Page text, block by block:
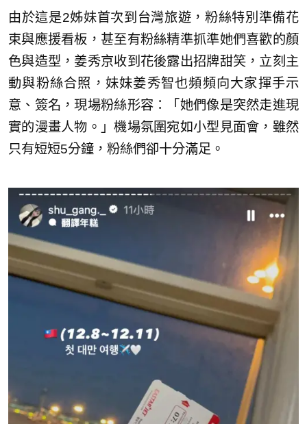
由於這是2姊妹首次到台灣旅遊，粉絲特別準備花
束與應援看板，甚至有粉絲精準抓準她們喜歡的顏
色與造型，姜秀京收到花後露出招牌甜笑，立刻主
動與粉絲合照，妹妹姜秀智也頻頻向大家揮手示
意、簽名，現場粉絲形容：「她們像是突然走進現
實的漫畫人物。」機場氛圍宛如小型見面會，雖然
只有短短5分鐘，粉絲們卻十分滿足。